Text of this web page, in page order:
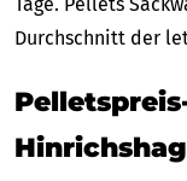
Durchschnitt der